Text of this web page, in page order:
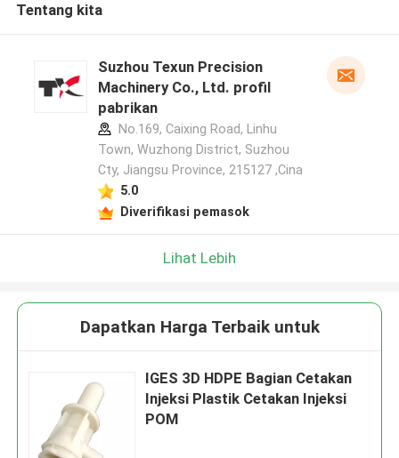
Tentang kita
Suzhou Texun Precision
Machinery Co., Ltd. profil
pabrikan
No.169, Caixing Road, Linhu
Town, Wuzhong District, Suzhou
Cty, Jiangsu Province, 215127 ,Cina
5.0
Diverifikasi pemasok
Lihat Lebih
Dapatkan Harga Terbaik untuk
IGES 3D HDPE Bagian Cetakan
Injeksi Plastik Cetakan Injeksi
POM